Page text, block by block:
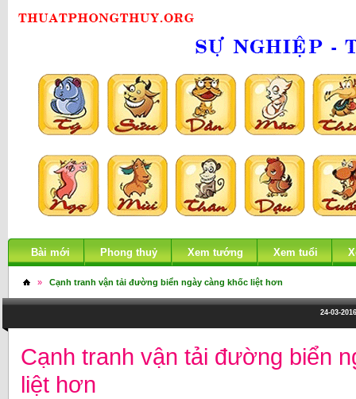
Bài mới Phong thuỷ Xem tướng Xem tuổi
» Cạnh tranh vận tải đường biển ngày càng khốc liệt hơn
24-03-
Cạnh tranh vận tải đường biển
liệt hơn